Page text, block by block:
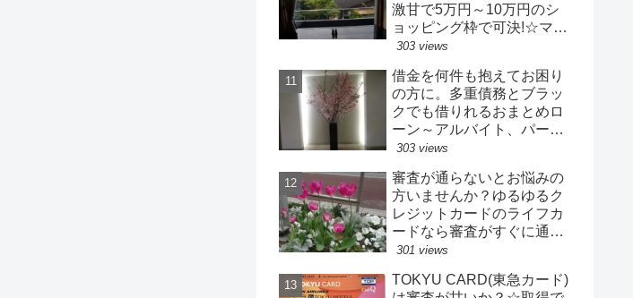
激甘で5万円～10万円のシ
ョッピング枠で可決!☆マジ
カルカード、アメックスグ
カードなど
303 views
借金を何件も抱えてお困り
の方に。多重債務とブラッ
クでも借りれるおまとめロ
ーン～アルバイト、パー
ト、専業主婦、自営業者で
中小業者）
303 views
審査が通らないとお悩みの
方いませんか？ゆるゆるク
レジットカードのライフカ
ードなら審査がすぐに通る
（無職、年金、専業主婦、
ラックでも取得できた口コ
301 views
TOKYU CARD(東急カード)